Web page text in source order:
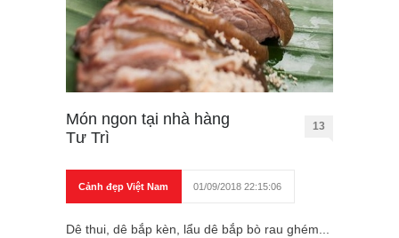
Món ngon tại nhà hàng
Tư Trì
13
Cảnh đẹp Việt Nam 01/09/2018 22:15:06
Dê thui, dê bắp kèn, lẩu dê bắp bò rau ghém...